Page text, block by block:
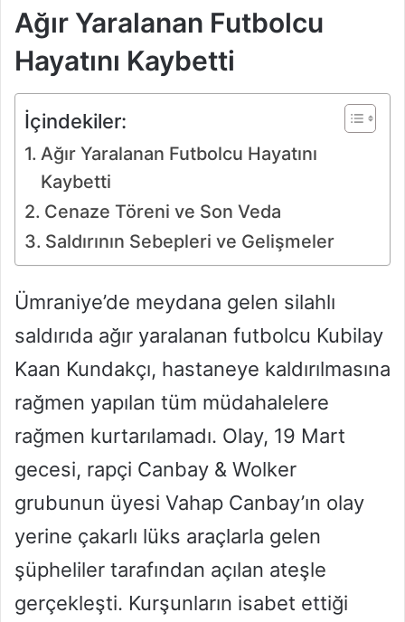
Ağır Yaralanan Futbolcu
Hayatını Kaybetti
İçindekiler:
Ağır Yaralanan Futbolcu Hayatını
Kaybetti
Cenaze Töreni ve Son Veda
Saldırının Sebepleri ve Gelişmeler
Ümraniye’de meydana gelen silahlı
saldırıda ağır yaralanan futbolcu Kubilay
Kaan Kundakçı, hastaneye kaldırılmasına
rağmen yapılan tüm müdahalelere
rağmen kurtarılamadı. Olay, 19 Mart
gecesi, rapçi Canbay & Wolker
grubunun üyesi Vahap Canbay’ın olay
yerine çakarlı lüks araçlarla gelen
şüpheliler tarafından açılan ateşle
gerçekleşti. Kurşunların isabet ettiği